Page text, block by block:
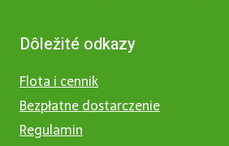
Dôležité odkazy
Flota i cennik
Bezpłatne dostarczenie
Regulamin